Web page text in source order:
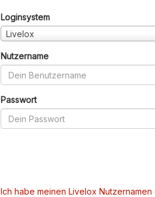
Loginsystem
Livelox
Nutzername
Passwort
Ich habe meinen Livelox